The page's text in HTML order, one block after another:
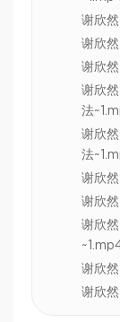
谢欣
谢欣
谢欣
谢欣
法
谢欣
法
谢欣
谢欣
谢欣
谢欣
谢欣